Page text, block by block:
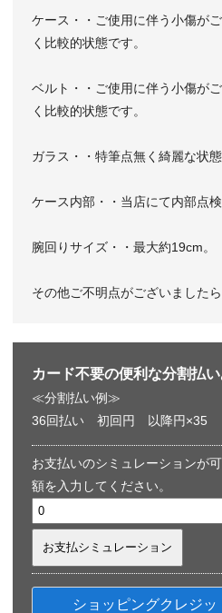
ケース・・ご使用に伴う小傷が
く比較的状態です。
ベルト・・ご使用に伴う小傷が
く比較的状態です。
ガラス・・特筆点無く綺麗な状態
ケース内部・・当店にて内部点検
腕回りサイズ・・最大約19cm。
その他ご不明点がございました
カード不要の便利な分割払
≪分割払い例≫
36回払い 初回円 以降円×35
お支払いのシミュレーションが
額を入力してください。
ショッピングクレジッ